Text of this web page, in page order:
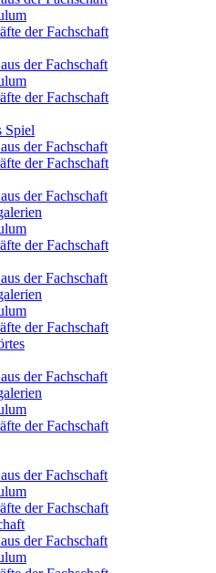
der Fachschaft
der Fachschaft
der Fachschaft
Spiel
der Fachschaft
der Fachschaft
der Fachschaft
der Fachschaft
der Fachschaft
der Fachschaft
der Fachschaft
der Fachschaft
der Fachschaft
der Fachschaft
der Fachschaft